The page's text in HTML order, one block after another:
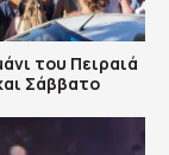
του Πειραιά
Σάββατο